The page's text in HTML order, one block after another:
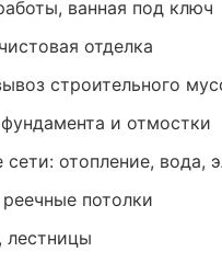
ванная под ключ
отделка
строительного
и отмостки
отопление, вода,
потолки
лестницы